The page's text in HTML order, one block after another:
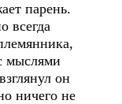
парень.
всегда
мыслями
он
ничего не